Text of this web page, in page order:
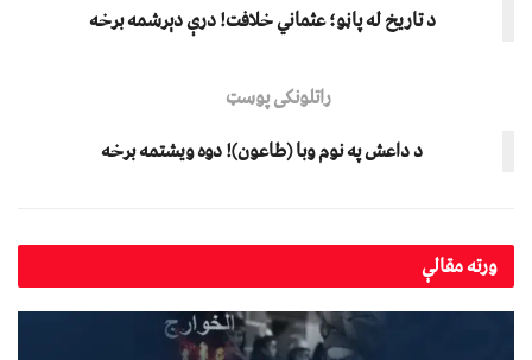
د تاریخ له پاڼو؛ عثماني خلافت! درې دېرشمه برخه
راتلونکی پوسټ
د داعش په نوم وبا (طاعون)! دوه ویشتمه برخه
ورتهمقالې